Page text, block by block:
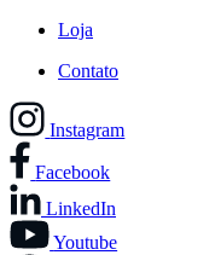
Loja
Contato
Instagram
Facebook
LinkedIn
Youtube